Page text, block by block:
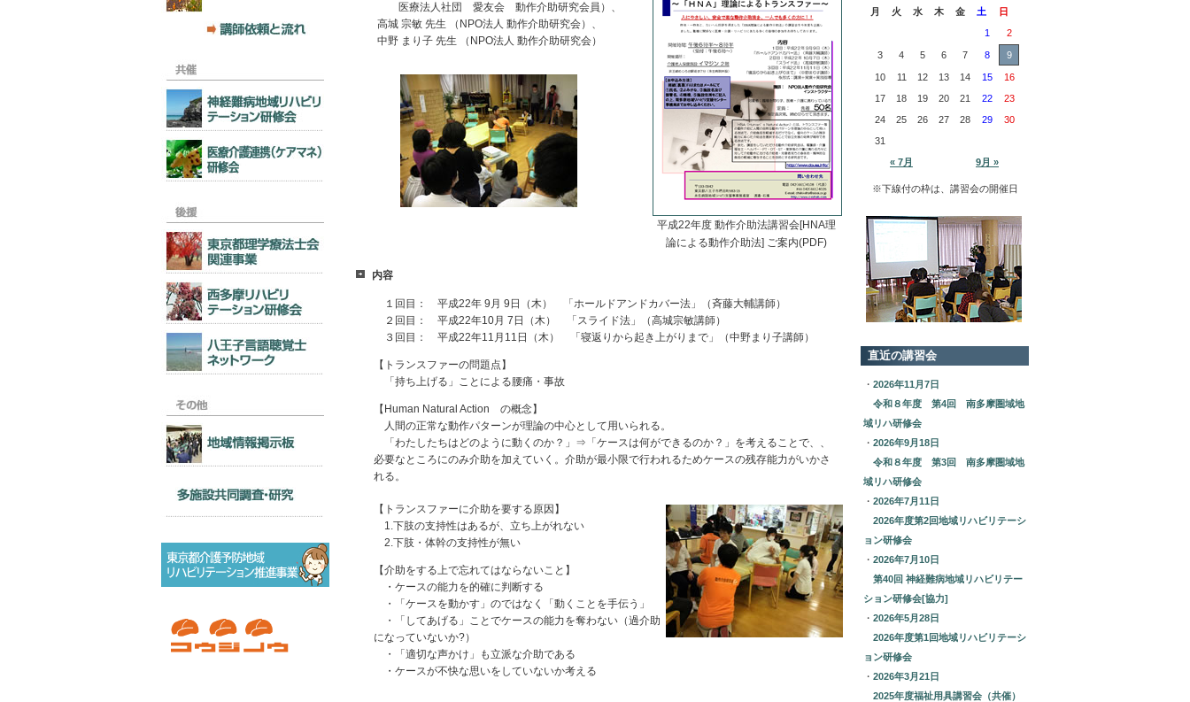
平成22年度 動作介助法講習会[HNA理
論による動作介助法] ご案内(PDF)
医療法人社団 愛友会 動作介助研究会員）、
高城 宗敏 先生 （NPO法人 動作介助研究会）、
中野 まり子 先生 （NPO法人 動作介助研究会）
内容
１回目： 平成22年 9月 9日（木） 「ホールドアンドカバー法」（斉藤大輔講師）
２回目： 平成22年10月 7日（木） 「スライド法」（高城宗敏講師）
３回目： 平成22年11月11日（木） 「寝返りから起き上がりまで」（中野まり子講師）
【トランスファーの問題点】
「持ち上げる」ことによる腰痛・事故
【Human Natural Action の概念】
人間の正常な動作パターンが理論の中心として用いられる。
「わたしたちはどのように動くのか？」⇒「ケースは何ができるのか？」を考えることで、、
必要なところにのみ介助を加えていく。介助が最小限で行われるためケースの残存能力がいかさ
れる。
【トランスファーに介助を要する原因】
1.下肢の支持性はあるが、立ち上がれない
2.下肢・体幹の支持性が無い
【介助をする上で忘れてはならないこと】
・ケースの能力を的確に判断する
・「ケースを動かす」のではなく「動くことを手伝う」
・「してあげる」ことでケースの能力を奪わない（過介助
になっていないか?）
・「適切な声かけ」も立派な介助である
・ケースが不快な思いをしていないか考える
月
火 水 木 金 土 日
« 7月 9月 »
1 2
3 4 5 6 7 8 9
10 11 12 13 14 15
16
17
18 19 20 21 22
23
24
25 26 27 28 29
30
31
※下線付の枠は、講習会の開催日
直近の講習会
・ 2026年11月7日
令和８年度 第4回 南多摩圏域地
域リハ研修会
・ 2026年9月18日
令和８年度 第3回 南多摩圏域地
域リハ研修会
・ 2026年7月11日
2026年度第2回地域リハビリテーシ
ョン研修会
・ 2026年7月10日
第40回 神経難病地域リハビリテー
ション研修会[協力]
・ 2026年5月28日
2026年度第1回地域リハビリテーシ
ョン研修会
・ 2026年3月21日
2025年度福祉用具講習会（共催）